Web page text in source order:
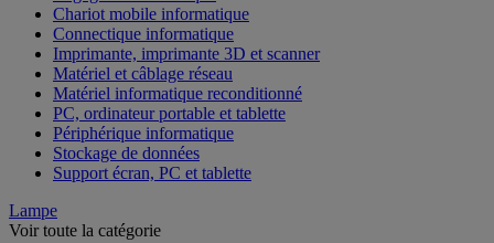
Chariot mobile informatique
Connectique informatique
Imprimante, imprimante 3D et scanner
Matériel et câblage réseau
Matériel informatique reconditionné
PC, ordinateur portable et tablette
Périphérique informatique
Stockage de données
Support écran, PC et tablette
Lampe
Voir toute la catégorie